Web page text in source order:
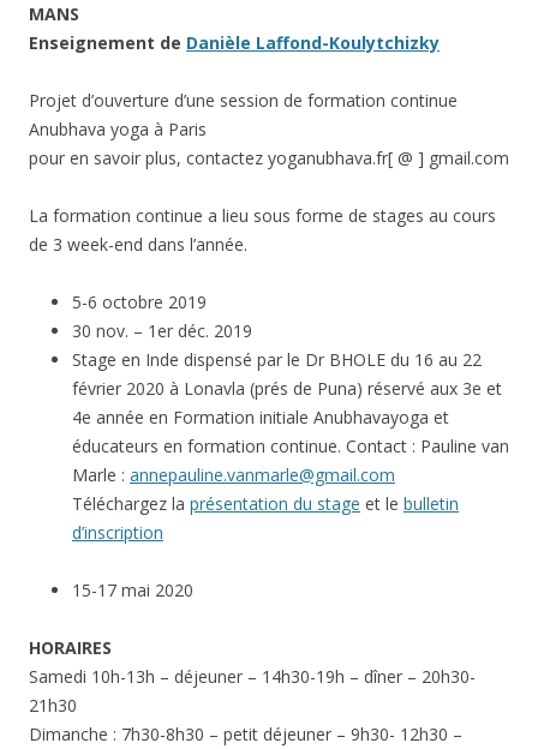
MANS
Enseignement de Danièle Laffond-Koulytchizky
Projet d’ouverture d’une session de formation continue
Anubhava yoga à Paris
pour en savoir plus, contactez yoganubhava.fr[ @ ] gmail.com
La formation continue a lieu sous forme de stages au cours
de 3 week-end dans l’année.
5-6 octobre 2019
30 nov. – 1er déc. 2019
Stage en Inde dispensé par le Dr BHOLE du 16 au 22
février 2020 à Lonavla (prés de Puna) réservé aux 3e et
4e année en Formation initiale Anubhavayoga et
éducateurs en formation continue. Contact : Pauline van
Marle : annepauline.vanmarle@gmail.com
Téléchargez la présentation du stage et le bulletin
d’inscription
15-17 mai 2020
HORAIRES
Samedi 10h-13h – déjeuner – 14h30-19h – dîner – 20h30-
21h30
Dimanche : 7h30-8h30 – petit déjeuner – 9h30- 12h30 –